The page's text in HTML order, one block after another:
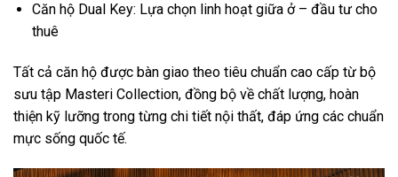
Căn hộ Dual Key: Lựa chọn linh hoạt giữa ở – đầu tư cho
thuê
Tất cả căn hộ được bàn giao theo tiêu chuẩn cao cấp từ bộ
sưu tập Masteri Collection, đồng bộ về chất lượng, hoàn
thiện kỹ lưỡng trong từng chi tiết nội thất, đáp ứng các chuẩn
mực sống quốc tế.